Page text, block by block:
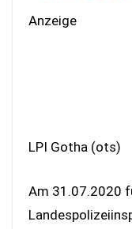
Anzeige
LPI Gotha (ots)
Am 31.07.2020